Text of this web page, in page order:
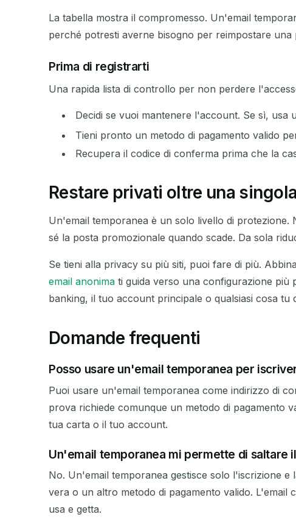
La tabella mostra il compromesso. Un'email
perché potresti averne bisogno per reimpostare
Prima di registrarti
Una rapida lista di controllo per non perdere
Decidi se vuoi mantenere l'account. Se sì, usa
Tieni pronto un metodo di pagamento valido
Recupera il codice di conferma prima che la
Restare privati oltre una
Un'email temporanea è un solo livello di
sé la posta promozionale quando scade. Da sola
Se tieni alla privacy su più siti, puoi fare di più.
email anonima ti guida verso una configurazione più
banking, il tuo account principale o qualsiasi cosa tu
Domande frequenti
Posso usare un'email temporanea per
Puoi usare un'email temporanea come indirizzo di
prova richiede comunque un metodo di pagamento
tua carta o il tuo account.
Un'email temporanea mi permette di saltare
No. Un'email temporanea gestisce solo l'iscrizione
vera o un altro metodo di pagamento valido.
usa e getta.